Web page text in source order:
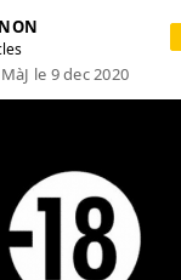
MàJ le 9 dec 2020